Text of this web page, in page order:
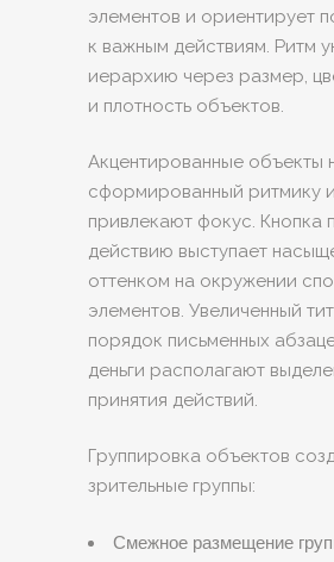
элементов и ориентирует
к важным действиям. Ритм
иерархию через размер,
и плотность объектов.
Акцентированные объекты
сформированный ритмику и
привлекают фокус. Кнопка
действию выступает
оттенком на окружении
элементов. Увеличенный
порядок письменных
деньги располагают
принятия действий.
Группировка объектов
зрительные группы:
Смежное размещение